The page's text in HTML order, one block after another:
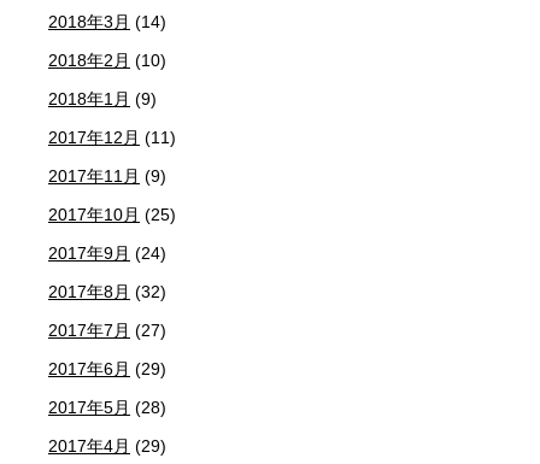
2018年3月 (14)
2018年2月 (10)
2018年1月 (9)
2017年12月 (11)
2017年11月 (9)
2017年10月 (25)
2017年9月 (24)
2017年8月 (32)
2017年7月 (27)
2017年6月 (29)
2017年5月 (28)
2017年4月 (29)